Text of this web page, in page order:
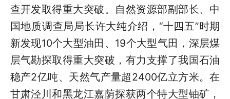
查开发取得重大突破。自然资源部副部长、中
国地质调查局局长许大纯介绍，“十四五”时期
新发现10个大型油田、19个大型气田，深层煤
层气勘探取得重大突破，有力支撑了我国石油
稳产2亿吨、天然气产量超2400亿立方米。在
甘肃泾川和黑龙江嘉荫探获两个特大型铀矿，